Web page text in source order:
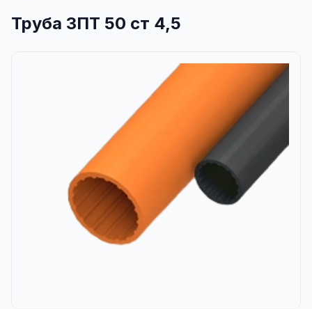
Труба ЗПТ 50 ст 4,5